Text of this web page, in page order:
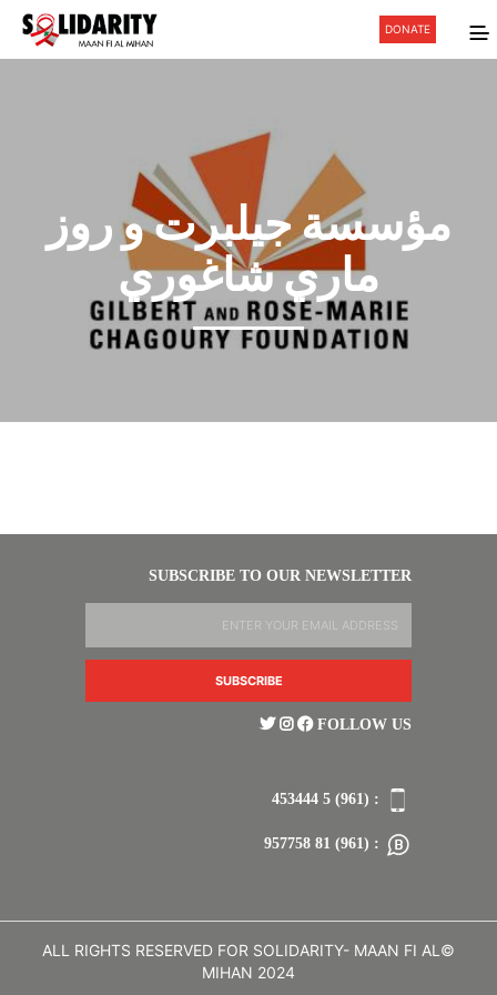
DONATE
مؤسسة جيلبرت و روز
ماري شاغوري
SUBSCRIBE TO OUR NEWSLETTER
FOLLOW US
: (961) 5 453444
: (961) 81 957758
©ALL RIGHTS RESERVED FOR SOLIDARITY- MAAN FI AL
MIHAN 2024